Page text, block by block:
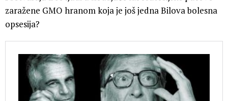
zaražene GMO hranom koja je još jedna Bilova bolesna
opsesija?